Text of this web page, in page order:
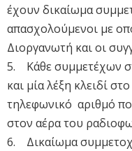
έχουν δικαίωμα
απασχολούμενοι με
Διοργανωτή και οι
5. Κάθε συμμετέχων
και μία λέξη κλειδί
τηλεφωνικό αριθμό
στον αέρα του
6. Δικαίωμα